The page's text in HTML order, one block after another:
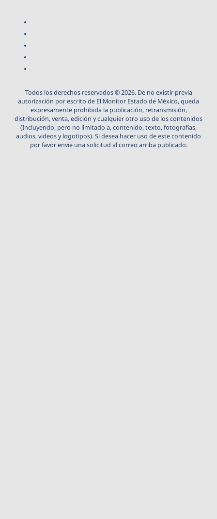
Todos los derechos reservados © 2026. De no existir previa
autorización por escrito de El Monitor Estado de México, queda
expresamente prohibida la publicación, retransmisión,
distribución, venta, edición y cualquier otro uso de los contenidos
(Incluyendo, pero no limitado a, contenido, texto, fotografías,
audios, videos y logotipos). Si desea hacer uso de este contenido
por favor envie una solicitud al correo arriba publicado.